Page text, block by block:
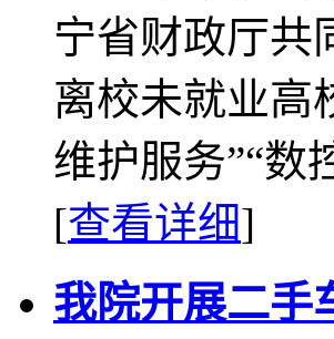
宁省财政厅共
离校未就业高
维护服务”“数
[查看详细]
我院开展二手